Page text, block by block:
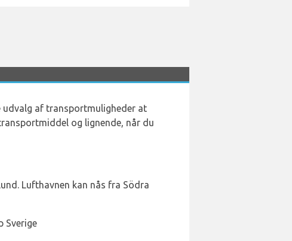
af transportmuligheder at
og lignende, når du
Lufthavnen kan nås fra Södra
Sverige